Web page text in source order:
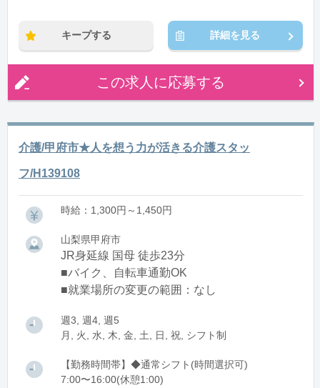
キープする 詳細を見る
この求人に応募する
介護/甲府市★人を想う力が活きる介護スタッ
フ/H139108
時給：1,300円～1,450円
山梨県甲府市
JR身延線 国母 徒歩23分
■バイク、自転車通勤OK
■就業場所の変更の範囲：なし
週3, 週4, 週5
月, 火, 水, 木, 金, 土, 日, 祝, シフト制
【勤務時間帯】◆通常シフト(時間選択可)
7:00〜16:00(休憩1:00)